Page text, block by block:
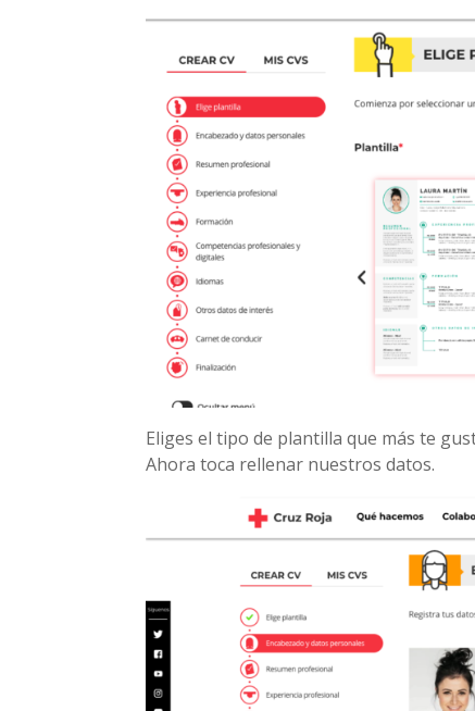
Eliges el tipo de plantilla que más te
Ahora toca rellenar nuestros datos.